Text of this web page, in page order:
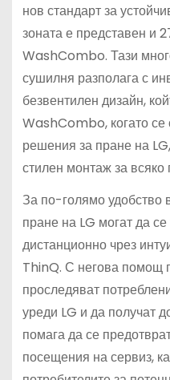
нов стандарт за
зоната е представен и
WashCombo. Тази
сушилня разполага с
безвентилен дизайн,
WashCombo, когато се
решения за пране на
стилен монтаж за всяко
За по-голямо удобство
пране на LG могат да
дистанционно чрез
ThinQ. С негова помощ
проследяват
уреди LG и да получат
помага да се
посещения на сервиз,